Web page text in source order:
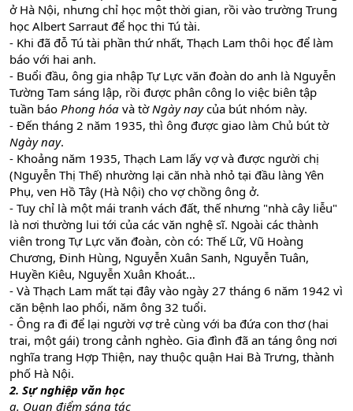
ở Hà Nội, nhưng chỉ học một thời gian, rồi vào trường Trung
học Albert Sarraut để học thi Tú tài.
- Khi đã đỗ Tú tài phần thứ nhất, Thạch Lam thôi học để làm
báo với hai anh.
- Buổi đầu, ông gia nhập Tự Lực văn đoàn do anh là Nguyễn
Tường Tam sáng lập, rồi được phân công lo việc biên tập
tuần báo Phong hóa và tờNgày naycủa bút nhóm này.
- Đến tháng 2 năm 1935, thì ông được giao làm Chủ bút tờ
Ngày nay.
- Khoảng năm 1935, Thạch Lam lấy vợ và được người chị
(Nguyễn Thị Thế) nhường lại căn nhà nhỏ tại đầu làng Yên
Phụ, ven Hồ Tây (Hà Nội) cho vợ chồng ông ở.
- Tuy chỉ là một mái tranh vách đất, thế nhưng "nhà cây liễu"
là nơi thường lui tới của các văn nghệ sĩ. Ngoài các thành
viên trong Tự Lực văn đoàn, còn có: Thế Lữ, Vũ Hoàng
Chương, Đinh Hùng, Nguyễn Xuân Sanh, Nguyễn Tuân,
Huyền Kiêu, Nguyễn Xuân Khoát…
- Và Thạch Lam mất tại đây vào ngày 27 tháng 6 năm 1942 vì
căn bệnh lao phổi, năm ông 32 tuổi.
- Ông ra đi để lại người vợ trẻ cùng với ba đứa con thơ (hai
trai, một gái) trong cảnh nghèo. Gia đình đã an táng ông nơi
nghĩa trang Hợp Thiện, nay thuộc quận Hai Bà Trưng, thành
phố Hà Nội.
2. Sự nghiệp văn học
a. Quan điểm sáng tác